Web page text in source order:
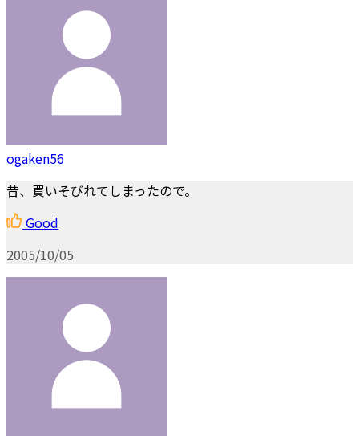
ogaken56
昔、買いそびれてしまったので。
Good
2005/10/05